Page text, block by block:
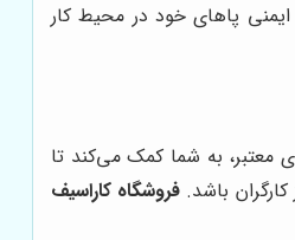
ایمنی پاهای خود در محیط کار
معتبر، به شما کمک می‌کند تا
باشد. فروشگاه کاراسیف